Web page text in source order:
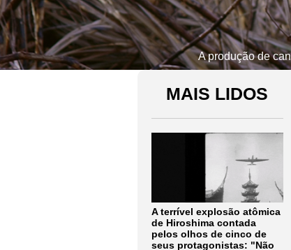
A produção de
MAIS LIDOS
A terrível explosão atômica
de Hiroshima contada
pelos olhos de cinco de
seus protagonistas: "Não